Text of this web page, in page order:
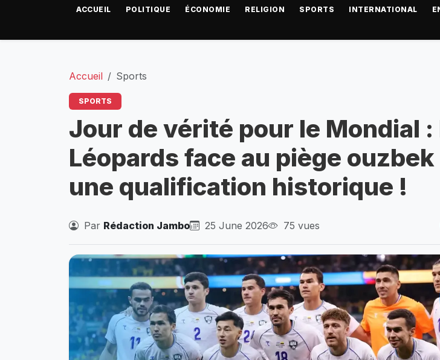
ACCUEIL POLITIQUE ÉCONOMIE RELIGION SPORTS INTERNATIONAL
Accueil Sports
SPORTS
Jour de vérité pour le Mondial :
Léopards face au piège
une qualification historique !
Par Rédaction Jambo 25 June 2026 75 vues